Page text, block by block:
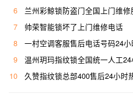
6
兰州彩鲸锁防盗门全国上门维修
7
帅荣智能锁坏了上门维修电话
8
一村空调客服售后电话号码24
9
温州玥玛指纹锁全国统一人工
10
久赞指纹锁总部400售后24小时